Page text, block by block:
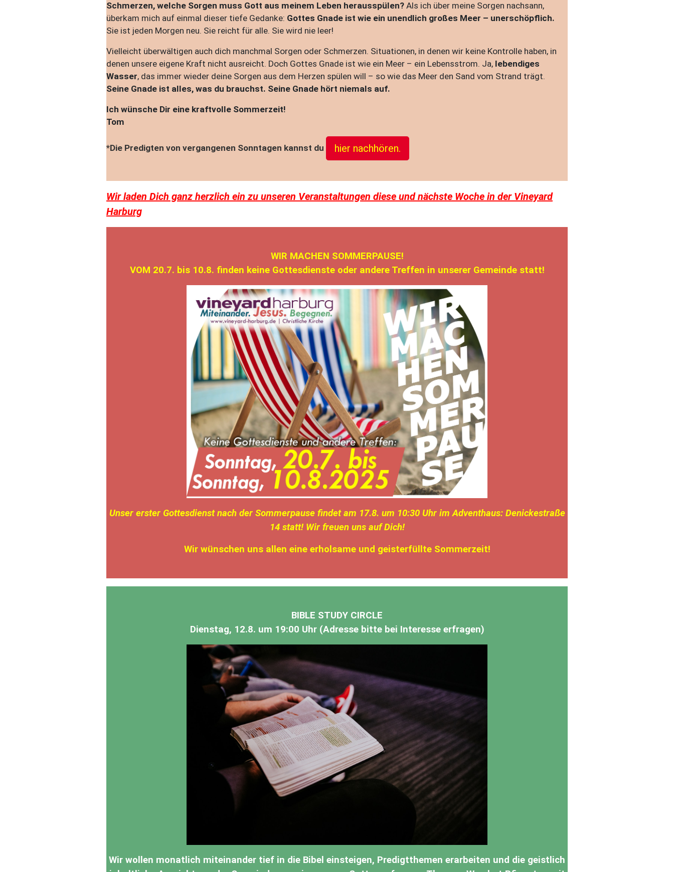
Schmerzen, welche Sorgen muss Gott aus meinem Leben herausspülen? Als ich über meine Sorgen nachsann,
überkam mich auf einmal dieser tiefe Gedanke: Gottes Gnade ist wie ein unendlich großes Meer – unerschöpflich.
Sie ist jeden Morgen neu. Sie reicht für alle. Sie wird nie leer!
Vielleicht überwältigen auch dich manchmal Sorgen oder Schmerzen. Situationen, in denen wir keine Kontrolle haben, in
denen unsere eigene Kraft nicht ausreicht. Doch Gottes Gnade ist wie ein Meer – ein Lebensstrom. Ja, lebendiges
Wasser, das immer wieder deine Sorgen aus dem Herzen spülen will – so wie das Meer den Sand vom Strand trägt.
Seine Gnade ist alles, was du brauchst. Seine Gnade hört niemals auf.
Ich wünsche Dir eine kraftvolle Sommerzeit!
Tom
*Die Predigten von vergangenen Sonntagen kannst du hier nachhören.
Wir laden Dich ganz herzlich ein zu unseren Veranstaltungen diese und nächste Woche in der Vineyard
Harburg
WIR MACHEN SOMMERPAUSE!
VOM 20.7. bis 10.8. finden keine Gottesdienste oder andere Treffen in unserer Gemeinde statt!
Unser erster Gottesdienst nach der Sommerpause findet am 17.8. um 10:30 Uhr im Adventhaus: Denickestraße
14 statt! Wir freuen uns auf Dich!
Wir wünschen uns allen eine erholsame und geisterfüllte Sommerzeit!
BIBLE STUDY CIRCLE
Dienstag, 12.8. um 19:00 Uhr (Adresse bitte bei Interesse erfragen)
Wir wollen monatlich miteinander tief in die Bibel einsteigen, Predigtthemen erarbeiten und die geistlich